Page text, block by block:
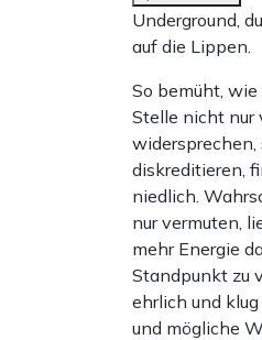
Underground,
auf die Lippen.
So bemüht, wie
Stelle nicht nur
widersprechen,
diskreditieren,
niedlich.
nur vermuten,
mehr Energie
Standpunkt zu
ehrlich und
und mögliche